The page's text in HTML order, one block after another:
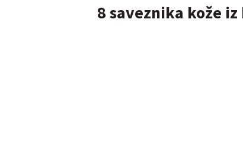
8 saveznika kože